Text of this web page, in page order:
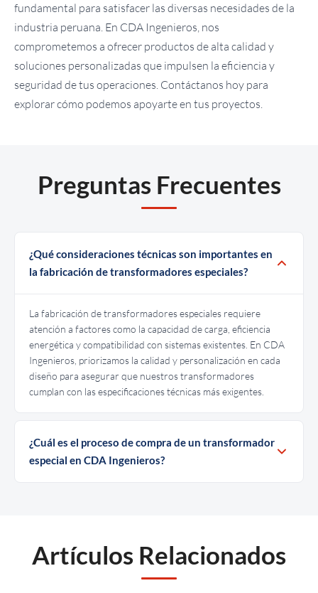
fundamental para satisfacer las diversas necesidades de la
industria peruana. En CDA Ingenieros, nos
comprometemos a ofrecer productos de alta calidad y
soluciones personalizadas que impulsen la eficiencia y
seguridad de tus operaciones. Contáctanos hoy para
explorar cómo podemos apoyarte en tus proyectos.
Preguntas Frecuentes
¿Qué consideraciones técnicas son importantes en
la fabricación de transformadores especiales?
La fabricación de transformadores especiales requiere
atención a factores como la capacidad de carga, eficiencia
energética y compatibilidad con sistemas existentes. En CDA
Ingenieros, priorizamos la calidad y personalización en cada
diseño para asegurar que nuestros transformadores
cumplan con las especificaciones técnicas más exigentes.
¿Cuál es el proceso de compra de un transformador
especial en CDA Ingenieros?
Artículos Relacionados